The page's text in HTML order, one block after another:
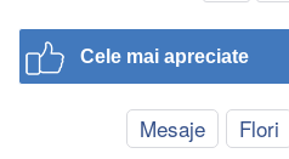
Cele mai apreciate
Mesaje Flori